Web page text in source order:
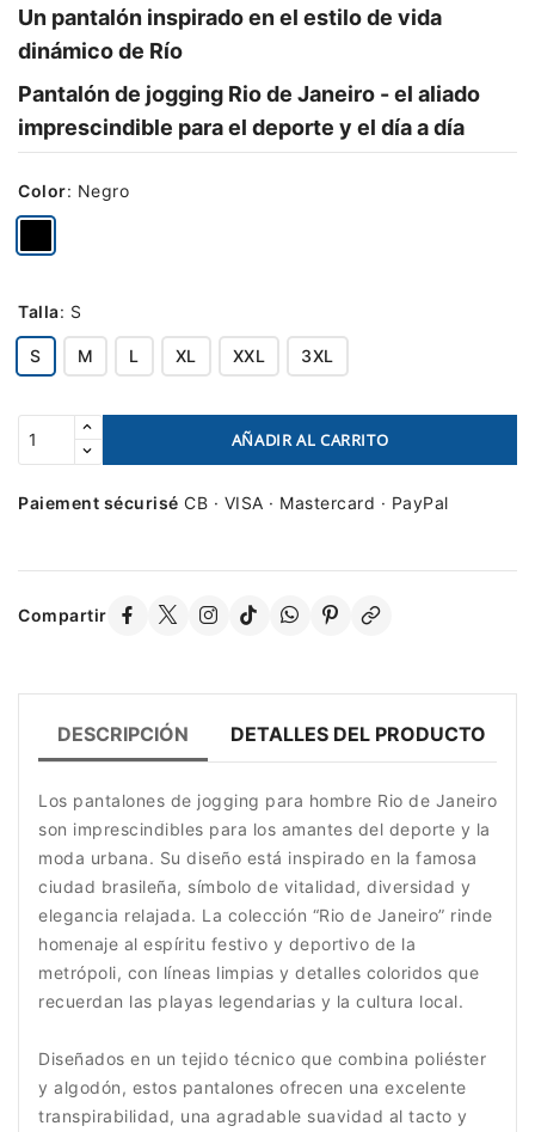
Un pantalón inspirado en el estilo de vida
dinámico de Río
Pantalón de jogging Rio de Janeiro - el aliado
imprescindible para el deporte y el día a día
Color: Negro
Talla: S
S M L XL XXL 3XL
AÑADIR AL CARRITO
Paiement sécurisé CB · VISA · Mastercard · PayPal
Compartir
DESCRIPCIÓN DETALLES DEL PRODUCTO
Los pantalones de jogging para hombre Rio de Janeiro
son imprescindibles para los amantes del deporte y la
moda urbana. Su diseño está inspirado en la famosa
ciudad brasileña, símbolo de vitalidad, diversidad y
elegancia relajada. La colección “Rio de Janeiro” rinde
homenaje al espíritu festivo y deportivo de la
metrópoli, con líneas limpias y detalles coloridos que
recuerdan las playas legendarias y la cultura local.
Diseñados en un tejido técnico que combina poliéster
y algodón, estos pantalones ofrecen una excelente
transpirabilidad, una agradable suavidad al tacto y